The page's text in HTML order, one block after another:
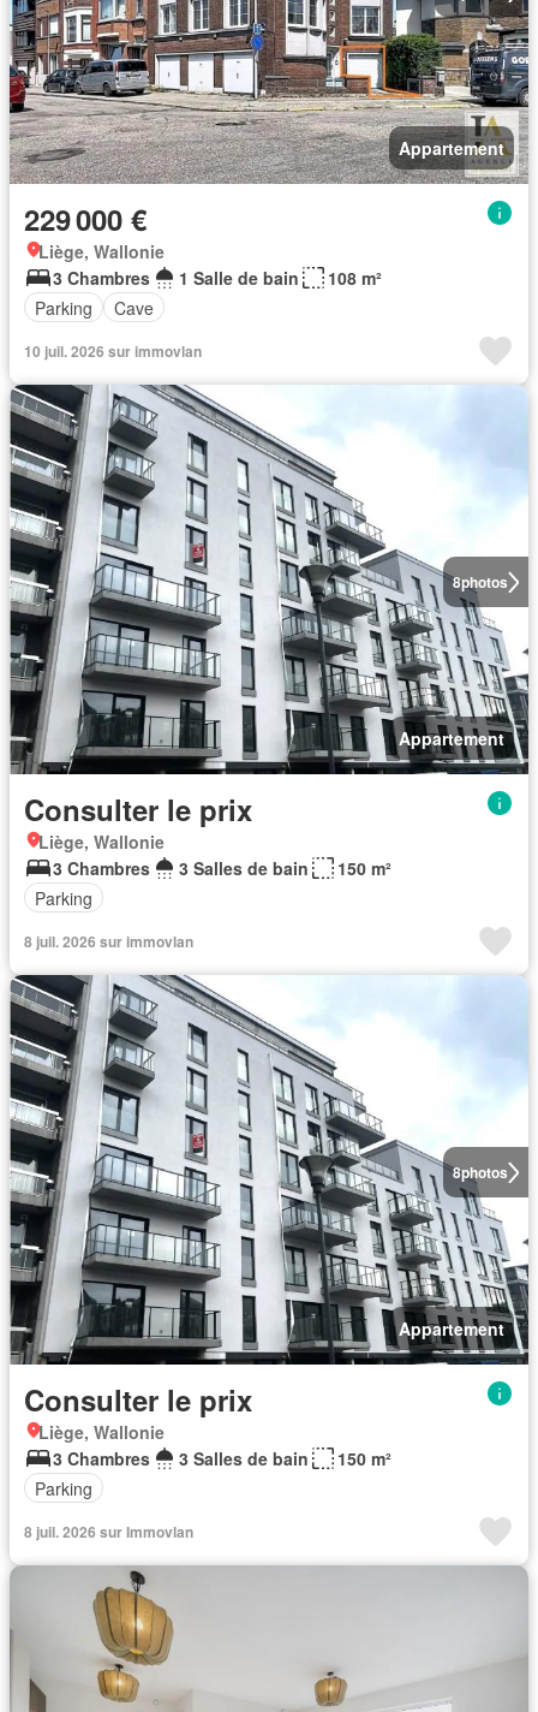
Appartement
229 000 €
Liège, Wallonie
3 Chambres
1 Salle de bain
108 m²
Parking
Cave
10 juil. 2026 sur immovlan
8photos
Appartement
Consulter le prix
Liège, Wallonie
3 Chambres
3 Salles de bain
150 m²
Parking
8 juil. 2026 sur immovlan
8photos
Appartement
Consulter le prix
Liège, Wallonie
3 Chambres
3 Salles de bain
150 m²
Parking
8 juil. 2026 sur Immovlan